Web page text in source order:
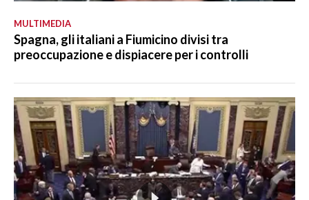
MULTIMEDIA
Spagna, gli italiani a Fiumicino divisi tra
preoccupazione e dispiacere per i controlli